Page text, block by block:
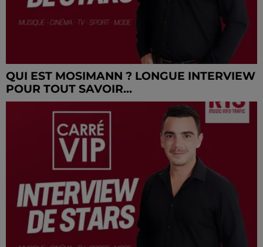
QUI EST MOSIMANN ? LONGUE INTERVIEW
POUR TOUT SAVOIR...